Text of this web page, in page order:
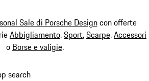
Sale di Porsche Designcon offerte
Abbigliamento,Sport,Scarpe,Accessori
o Borse e valigie.
search